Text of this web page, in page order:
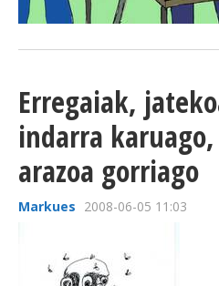
Erregaiak,
indarra
arazoa gorriago
Markues 2008-06-05 11:03